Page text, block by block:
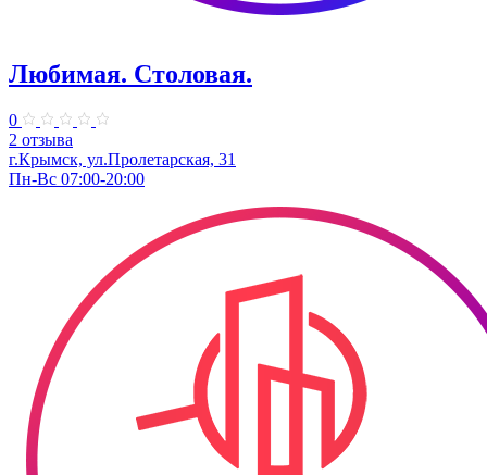
Любимая. Столовая.
0
2 отзыва
г.Крымск, ул.Пролетарская, 31
Пн-Вс 07:00-20:00